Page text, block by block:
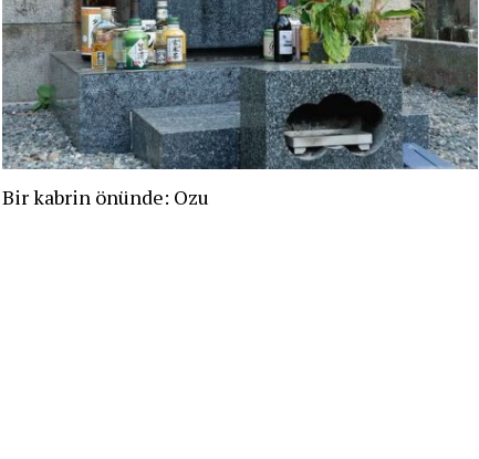
Bir kabrin önünde: Ozu